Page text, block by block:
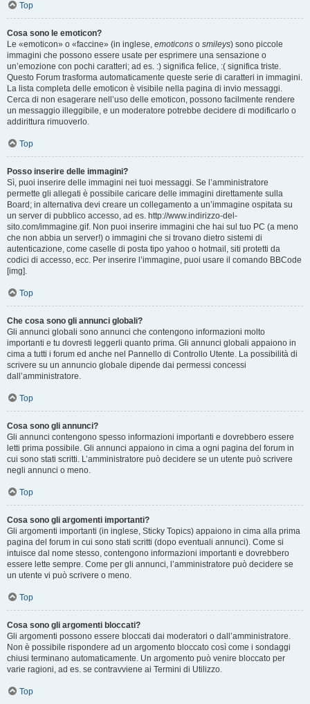
Top
Cosa sono le emoticon?
Le «emoticon» o «faccine» (in inglese, emoticons o smileys) sono piccole
immagini che possono essere usate per esprimere una sensazione o
un’emozione con pochi caratteri; ad es. :) significa felice, :( significa triste.
Questo Forum trasforma automaticamente queste serie di caratteri in immagini.
La lista completa delle emoticon è visibile nella pagina di invio messaggi.
Cerca di non esagerare nell’uso delle emoticon, possono facilmente rendere
un messaggio illeggibile, e un moderatore potrebbe decidere di modificarlo o
addirittura rimuoverlo.
Top
Posso inserire delle immagini?
Sì, puoi inserire delle immagini nei tuoi messaggi. Se l’amministratore
permette gli allegati è possibile caricare delle immagini direttamente sulla
Board; in alternativa devi creare un collegamento a un’immagine ospitata su
un server di pubblico accesso, ad es. http://www.indirizzo-del-
sito.com/immagine.gif. Non puoi inserire immagini che hai sul tuo PC (a meno
che non abbia un server!) o immagini che si trovano dietro sistemi di
autenticazione, come caselle di posta tipo yahoo o hotmail, siti protetti da
codici di accesso, ecc. Per inserire l’immagine, puoi usare il comando BBCode
[img].
Top
Che cosa sono gli annunci globali?
Gli annunci globali sono annunci che contengono informazioni molto
importanti e tu dovresti leggerli quanto prima. Gli annunci globali appaiono in
cima a tutti i forum ed anche nel Pannello di Controllo Utente. La possibilità di
scrivere su un annuncio globale dipende dai permessi concessi
dall’amministratore.
Top
Cosa sono gli annunci?
Gli annunci contengono spesso informazioni importanti e dovrebbero essere
letti prima possibile. Gli annunci appaiono in cima a ogni pagina del forum in
cui sono stati scritti. L’amministratore può decidere se un utente può scrivere
negli annunci o meno.
Top
Cosa sono gli argomenti importanti?
Gli argomenti importanti (in inglese, Sticky Topics) appaiono in cima alla prima
pagina del forum in cui sono stati scritti (dopo eventuali annunci). Come si
intuisce dal nome stesso, contengono informazioni importanti e dovrebbero
essere lette sempre. Come per gli annunci, l’amministratore può decidere se
un utente vi può scrivere o meno.
Top
Cosa sono gli argomenti bloccati?
Gli argomenti possono essere bloccati dai moderatori o dall’amministratore.
Non è possibile rispondere ad un argomento bloccato così come i sondaggi
chiusi terminano automaticamente. Un argomento può venire bloccato per
varie ragioni, ad es. se contravviene ai Termini di Utilizzo.
Top